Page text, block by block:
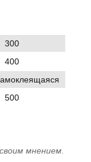
300
400
500
мнением.